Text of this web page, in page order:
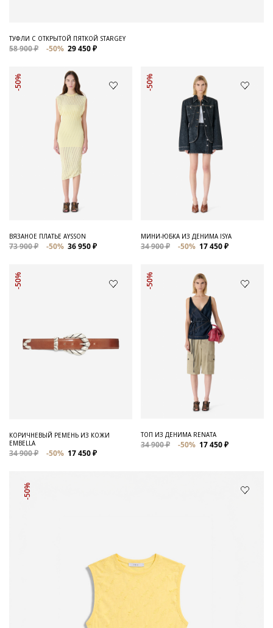
ТУФЛИ С ОТКРЫТОЙ ПЯТКОЙ STARGEY
58 900 ₽ -50% 29 450 ₽
-50%
ВЯЗАНОЕ ПЛАТЬЕ AYSSON
73 900 ₽ -50% 36 950 ₽
-50%
МИНИ-ЮБКА ИЗ ДЕНИМА ISYA
34 900 ₽ -50% 17 450 ₽
-50%
КОРИЧНЕВЫЙ РЕМЕНЬ ИЗ КОЖИ
EMBELLA
34 900 ₽ -50% 17 450 ₽
-50%
ТОП ИЗ ДЕНИМА RENATA
34 900 ₽ -50% 17 450 ₽
-50%